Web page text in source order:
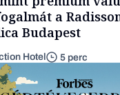
a
Budapest
Hotel 5 perc